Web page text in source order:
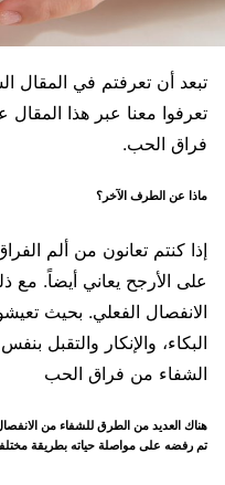
تبعد أن تعرفتم في
فراق الحب.
ماذا عن الطرف الآخر؟
إذا كنتم تعانون من ألم
على الأرجح يعاني أيضاً. مع
الانفصال الفعلي. بحيث
البكاء، والإنكار والتقبل
الشفاء من فراق الحب
هناك العديد من الطرق للشفاء من
تم رفضه على مواصلة حياته بطريقة